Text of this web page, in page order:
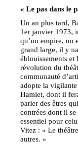
« Le pas dans le
Un an plus tard,
1er janvier 1973,
qu’un empire, un
grand large, il y
éblouissements
révolution du
communauté
adopte la
Hamlet, dont il
parler des êtres
contrées dont il
essentiel pour
Vitez : « Le
autres. »